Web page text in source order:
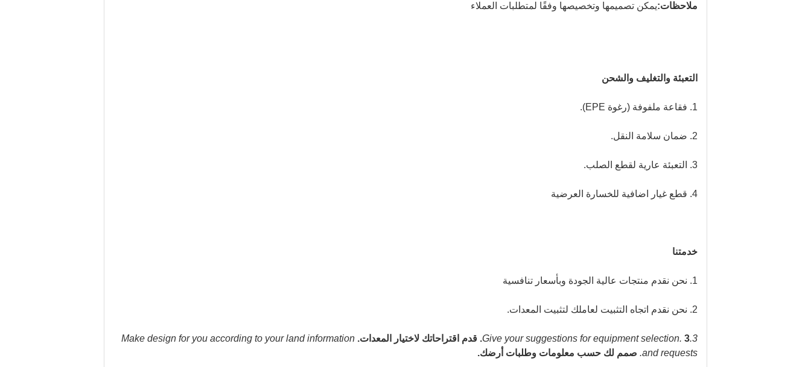
ملاحظات:يمكن تصميمها وتخصيصها وفقًا لمتطلبات العملاء
التعبئة والتغليف والشحن
1. فقاعة ملفوفة (رغوة EPE).
2. ضمان سلامة النقل.
3. التعبئة عارية لقطع الصلب.
4. قطع غيار اضافية للخسارة العرضية
خدمتنا
1. نحن نقدم منتجات عالية الجودة وبأسعار تنافسية
2. نحن نقدم اتجاه التثبيت لعاملك لتثبيت المعدات.
3.Give your suggestions for equipment selection. 3. قدم اقتراحاتك لاختيار المعدات.
Make design for you according to your land information
and requests. صمم لك حسب معلومات وطلبات أرضك.